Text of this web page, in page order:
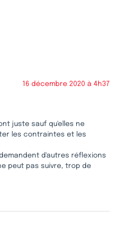
16 décembre 2020 à 4h37
juste sauf qu'elles ne
les contraintes et les
d'autres réflexions
peut pas suivre, trop de